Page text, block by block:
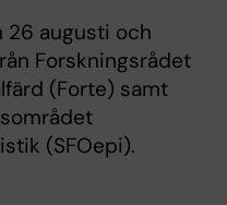
26 augusti och
Forskningsrådet
(Forte) samt
(SFOepi).